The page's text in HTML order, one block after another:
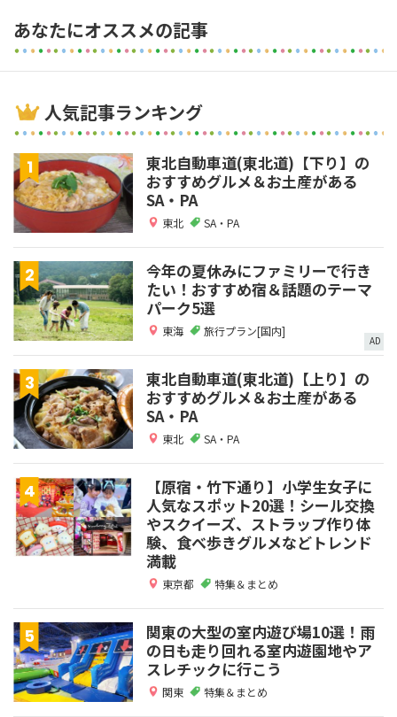
あなたにオススメの記事
人気記事ランキング
東北自動車道(東北道)【下り】の
おすすめグルメ＆お土産がある
SA・PA
東北 SA・PA
今年の夏休みにファミリーで行き
たい！おすすめ宿＆話題のテーマ
パーク5選
東海 旅行プラン[国内]
AD
東北自動車道(東北道)【上り】の
おすすめグルメ＆お土産がある
SA・PA
東北 SA・PA
【原宿・竹下通り】小学生女子に
人気なスポット20選！シール交換
やスクイーズ、ストラップ作り体
験、食べ歩きグルメなどトレンド
満載
東京都 特集＆まとめ
関東の大型の室内遊び場10選！雨
の日も走り回れる室内遊園地やア
スレチックに行こう
関東 特集＆まとめ